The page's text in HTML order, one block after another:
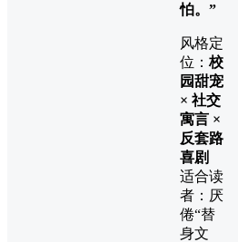
怕。”
风格定
位： 校
园甜宠
× 社交
寓言 ×
反套路
喜剧
适合读
者：厌
倦“替
身文